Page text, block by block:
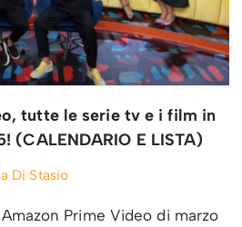
tutte le serie tv e i film in
(CALENDARIO E LISTA)
Di Stasio
Prime Video di marzo